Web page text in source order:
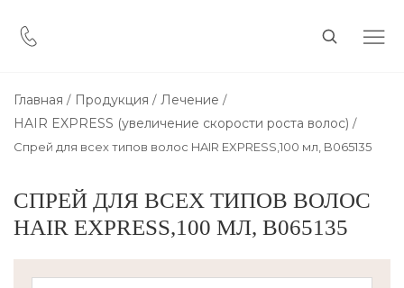
Главная Продукция
Лечение
HAIR EXPRESS (увеличение скорости роста волос)
Спрей для всех типов волос HAIR EXPRESS,100 мл, B065135
СПРЕЙ ДЛЯ ВСЕХ ТИПОВ ВОЛОС
HAIR EXPRESS,100 МЛ, B065135